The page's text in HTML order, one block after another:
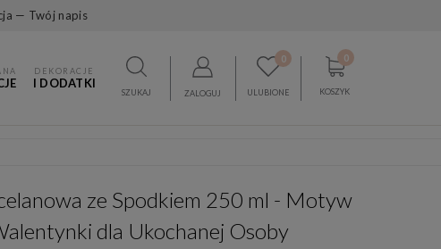
— Twój napis
DEKORACJE
I DODATKI
SZUKAJ ZALOGUJ ULUBIONE
0 0
KOSZYK
ze Spodkiem 250 ml - Motyw
dla Ukochanej Osoby